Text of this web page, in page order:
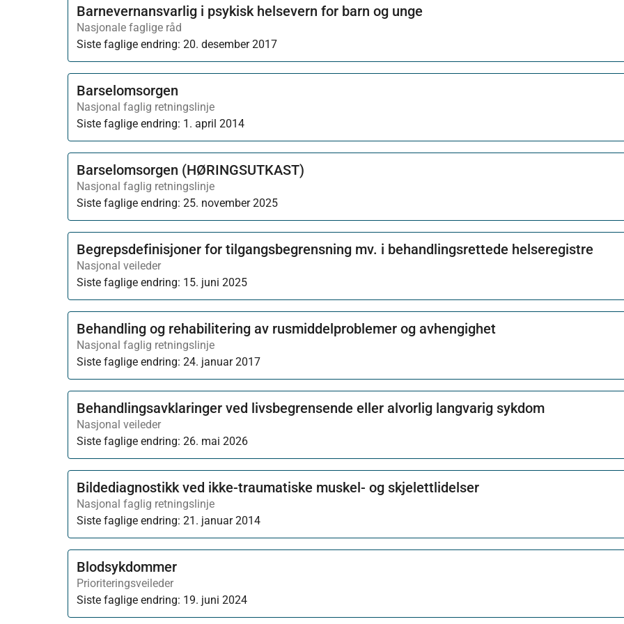
Barnevernansvarlig i psykisk helsevern for barn og unge
Nasjonale faglige råd
Siste faglige endring: 20. desember 2017
Barselomsorgen
Nasjonal faglig retningslinje
Siste faglige endring: 1. april 2014
Barselomsorgen (HØRINGSUTKAST)
Nasjonal faglig retningslinje
Siste faglige endring: 25. november 2025
Begrepsdefinisjoner for tilgangsbegrensning mv. i behandlingsrettede helseregistre
Nasjonal veileder
Siste faglige endring: 15. juni 2025
Behandling og rehabilitering av rusmiddelproblemer og avhengighet
Nasjonal faglig retningslinje
Siste faglige endring: 24. januar 2017
Behandlingsavklaringer ved livsbegrensende eller alvorlig langvarig sykdom
Nasjonal veileder
Siste faglige endring: 26. mai 2026
Bildediagnostikk ved ikke-traumatiske muskel- og skjelettlidelser
Nasjonal faglig retningslinje
Siste faglige endring: 21. januar 2014
Blodsykdommer
Prioriteringsveileder
Siste faglige endring: 19. juni 2024